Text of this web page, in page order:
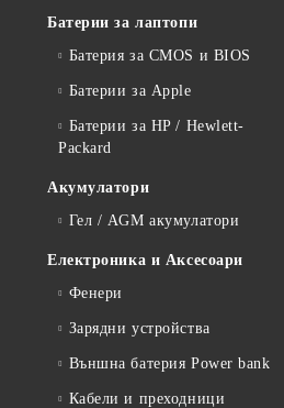
Батерии за лаптопи
Батерия за CMOS и BIOS
Батерии за Apple
Батерии за HP / Hewlett-
Packard
Акумулатори
Гел / AGM акумулатори
Електроника и Аксесоари
Фенери
Зарядни устройства
Външна батерия Power bank
Кабели и преходници